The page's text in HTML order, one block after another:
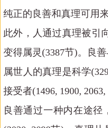
纯正的良善和真理可用
此外，人通过真理被引
变得属灵(3387节)。良
属世人的真理是科学
接受者(1496, 1900,
良善通过一种内在途